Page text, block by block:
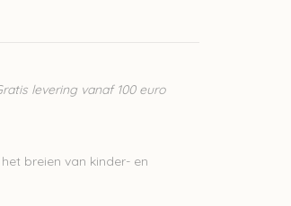
levering vanaf 100 euro
breien van kinder- en